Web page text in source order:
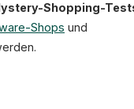
Shopping-
Shops und